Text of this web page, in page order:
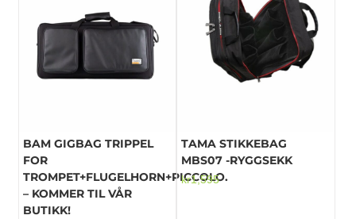
Diverse tilbehør
Mikrofoner
BAM GIGBAG TRIPPEL
FOR
TROMPET+FLUGELHORN+PICCOLO.
– KOMMER TIL VÅR
BUTIKK!
TAMA STIKKEBAG
MBS07 -RYGGSEKK
kr1,595